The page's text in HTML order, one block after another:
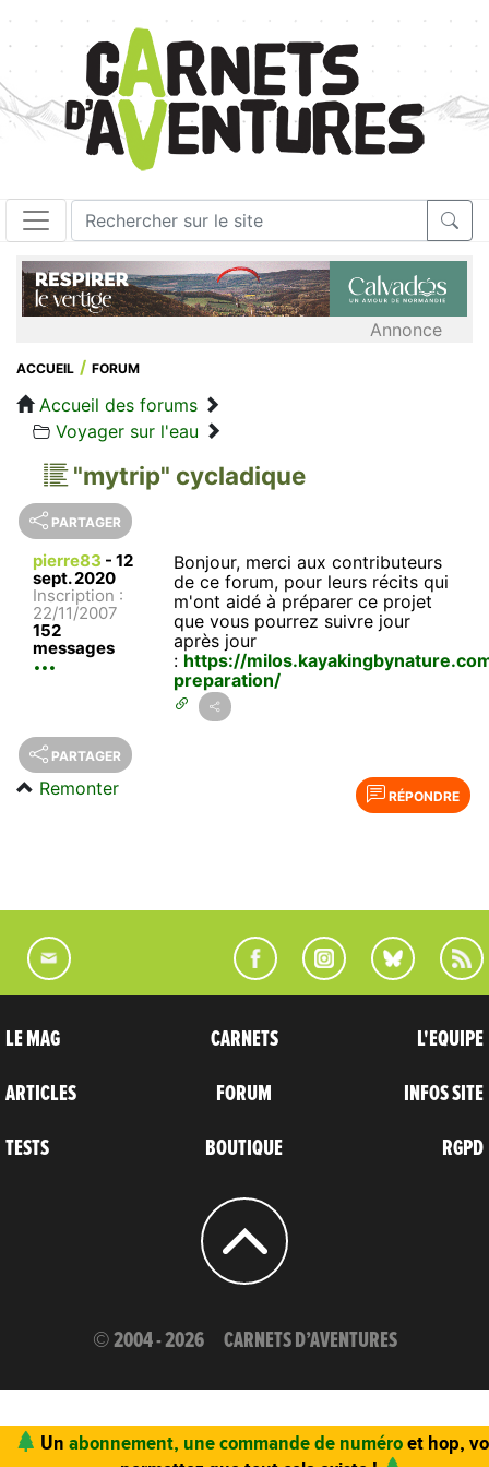
Annonce
ACCUEIL FORUM
Accueil des forums
Voyager sur l'eau
"mytrip" cycladique
PARTAGER
pierre83 - 12
sept. 2020
Inscription :
22/11/2007
152
messages
Bonjour, merci aux contributeurs
de ce forum, pour leurs récits qui
m'ont aidé à préparer ce projet
que vous pourrez suivre jour
après jour
: https://
preparation/
PARTAGER
RÉPONDRE
Remonter
LE MAG
ARTICLES
TESTS
CARNETS
FORUM
BOUTIQUE
L'EQUIPE
INFOS SITE
RGPD
© 2004 - 2026 CARNETS D’AVENTURES
Un abonnement, une commande de numéroet hop,